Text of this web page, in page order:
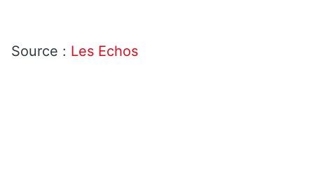
Source : Les Echos